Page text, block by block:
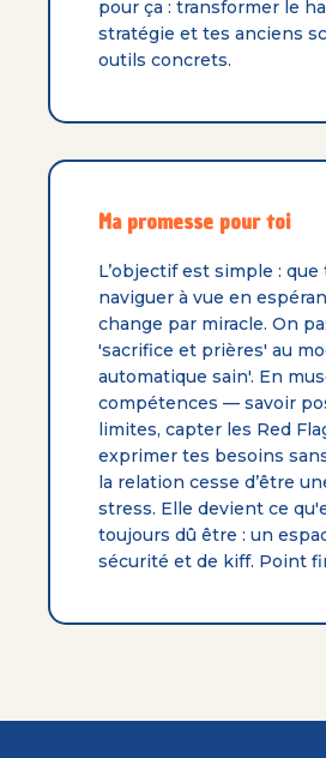
pour ça : transformer le
stratégie et tes anciens
outils concrets.
Ma promesse pour toi
L’objectif est simple :
naviguer à vue en
change par miracle. On
'sacrifice et prières' au
automatique sain'. En
compétences — savoir
limites, capter les Red
exprimer tes besoins
la relation cesse d’être
stress. Elle devient ce
toujours dû être : un
sécurité et de kiff. Point